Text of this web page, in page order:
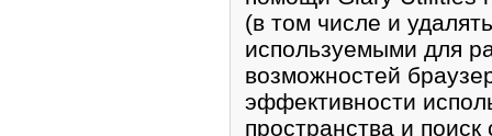
(в том числе и
используемыми для
возможностей
эффективности
пространства и